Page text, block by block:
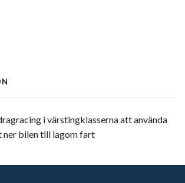
i värstingklasserna att använda
ner bilen till lagom fart